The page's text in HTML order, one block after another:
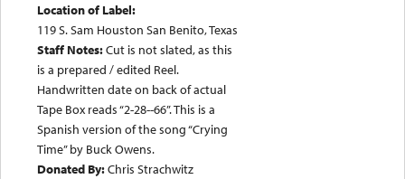
Location of Label:
119 S. Sam Houston San Benito, Texas
Staff Notes:Cut is not slated, as this
is a prepared / edited Reel.
Handwritten date on back of actual
Tape Box reads “2-28--66”. This is a
Spanish version of the song “Crying
Time” by Buck Owens.
Donated By:Chris Strachwitz